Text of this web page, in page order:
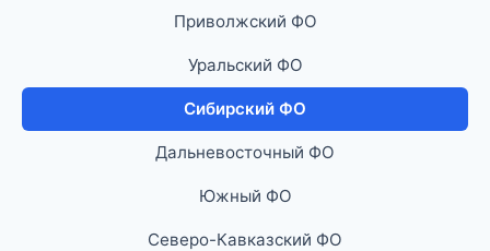
Приволжский ФО
Уральский ФО
Сибирский ФО
Дальневосточный ФО
Южный ФО
Северо-Кавказский ФО